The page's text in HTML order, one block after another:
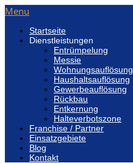
Menu
Startseite
Dienstleistungen
Entrümpelung
Messie
Wohnungsauflösung
Haushaltsauflösung
Gewerbeauflösung
Rückbau
Entkernung
Halteverbotszone
Franchise / Partner
Einsatzgebiete
Blog
Kontakt